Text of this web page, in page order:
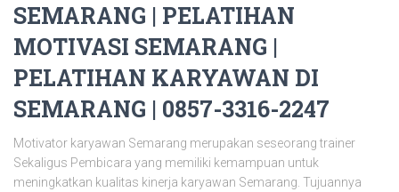
SEMARANG | PELATIHAN
MOTIVASI SEMARANG |
PELATIHAN KARYAWAN DI
SEMARANG | 0857-3316-2247
Motivator karyawan Semarang merupakan seseorang trainer
Sekaligus Pembicara yang memiliki kemampuan untuk
meningkatkan kualitas kinerja karyawan Semarang. Tujuannya